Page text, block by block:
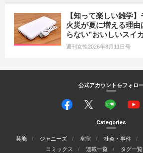
【知って楽しい雑学
火災が夏に増える理
らない”おいしいスイ
週刊女性2026年8月11日号
公式アカウントをフォロ
Categories
芸能 ジャニーズ 皇室 社会・事件
コミックス
連載一覧 タグ一覧